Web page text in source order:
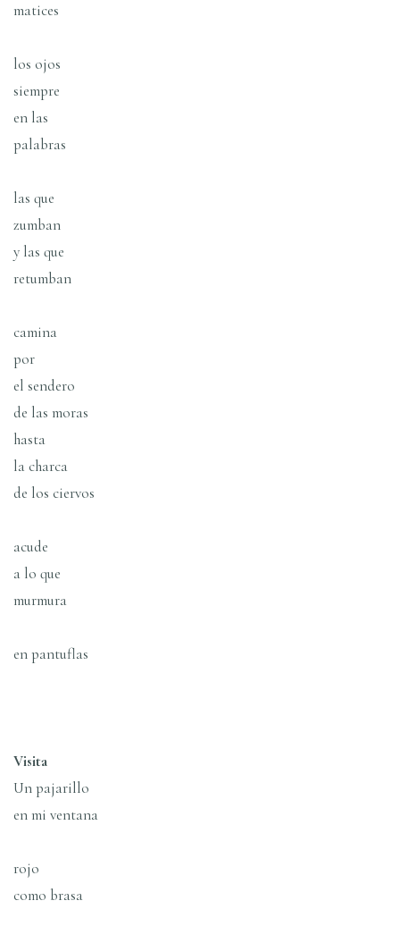
matices
los ojos
siempre
en las
palabras
las que
zumban
y las que
retumban
camina
por
el sendero
de las moras
hasta
la charca
de los ciervos
acude
a lo que
murmura
en pantuflas
Visita
Un pajarillo
en mi ventana
rojo
como brasa